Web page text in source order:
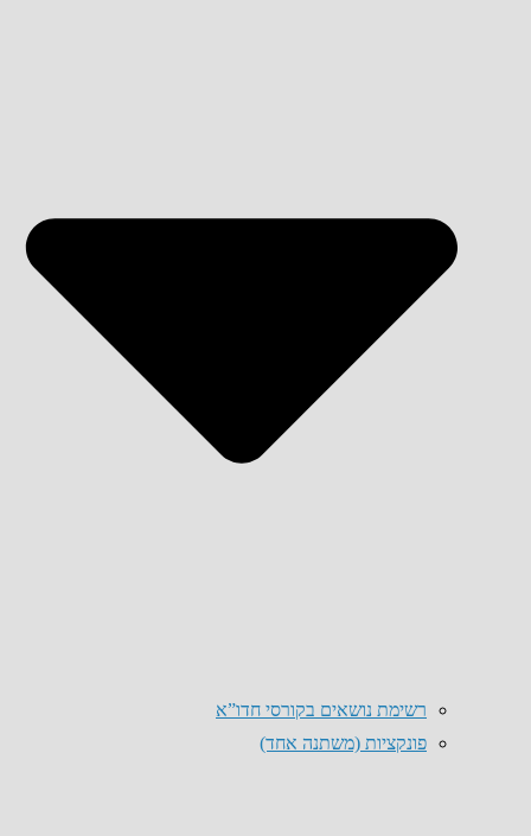
רשימת נושאים בקורסי חדו”א
פונקציות (משתנה אחד)